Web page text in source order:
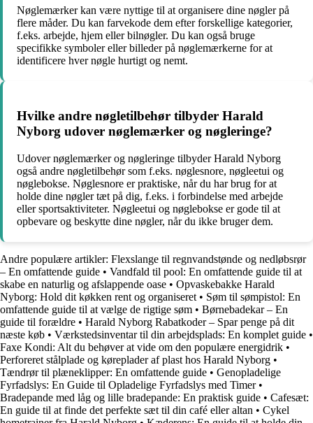
Nøglemærker kan være nyttige til at organisere dine nøgler på
flere måder. Du kan farvekode dem efter forskellige kategorier,
f.eks. arbejde, hjem eller bilnøgler. Du kan også bruge
specifikke symboler eller billeder på nøglemærkerne for at
identificere hver nøgle hurtigt og nemt.
Hvilke andre nøgletilbehør tilbyder Harald
Nyborg udover nøglemærker og nøgleringe?
Udover nøglemærker og nøgleringe tilbyder Harald Nyborg
også andre nøgletilbehør som f.eks. nøglesnore, nøgleetui og
nøglebokse. Nøglesnore er praktiske, når du har brug for at
holde dine nøgler tæt på dig, f.eks. i forbindelse med arbejde
eller sportsaktiviteter. Nøgleetui og nøglebokse er gode til at
opbevare og beskytte dine nøgler, når du ikke bruger dem.
Andre populære artikler: Flexslange til regnvandstønde og nedløbsrør
– En omfattende guide • Vandfald til pool: En omfattende guide til at
skabe en naturlig og afslappende oase • Opvaskebakke Harald
Nyborg: Hold dit køkken rent og organiseret • Søm til sømpistol: En
omfattende guide til at vælge de rigtige søm • Børnebadekar – En
guide til forældre • Harald Nyborg Rabatkoder – Spar penge på dit
næste køb • Værkstedsinventar til din arbejdsplads: En komplet guide •
Faxe Kondi: Alt du behøver at vide om den populære energidrik •
Perforeret stålplade og køreplader af plast hos Harald Nyborg •
Tændrør til plæneklipper: En omfattende guide • Genopladelige
Fyrfadslys: En Guide til Opladelige Fyrfadslys med Timer•
Bradepande med låg og lille bradepande: En praktisk guide • Cafesæt:
En guide til at finde det perfekte sæt til din café eller altan • Cykel